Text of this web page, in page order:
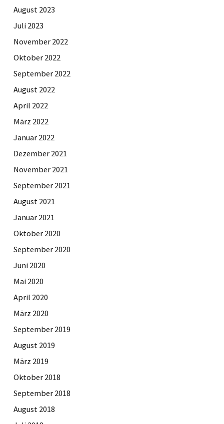
August 2023
Juli 2023
November 2022
Oktober 2022
September 2022
August 2022
April 2022
März 2022
Januar 2022
Dezember 2021
November 2021
September 2021
August 2021
Januar 2021
Oktober 2020
September 2020
Juni 2020
Mai 2020
April 2020
März 2020
September 2019
August 2019
März 2019
Oktober 2018
September 2018
August 2018